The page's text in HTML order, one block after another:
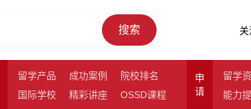
搜索
留学产品 成功案例
院校排名
国际学校
精彩讲座 OSSD课程
申
请
留学
能力